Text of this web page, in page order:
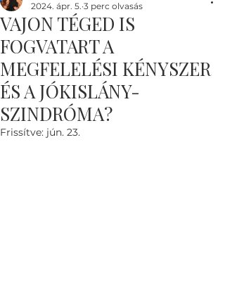
VAJON TÉGED IS
FOGVATART A
MEGFELELÉSI KÉNYSZER
ÉS A JÓKISLÁNY-
SZINDRÓMA?
2024. ápr. 5. 3 perc olvasás
Frissítve: jún. 23.